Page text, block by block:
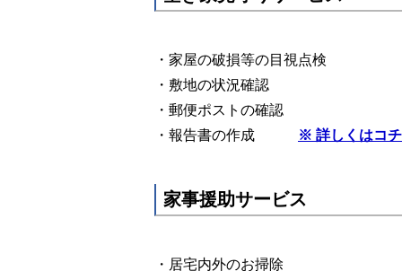
・家屋の破損等の目視点検
・敷地の状況確認
・郵便ポストの確認
・報告書の作成
※ 詳しくはコ
家事援助サービス
・居宅内外のお掃除